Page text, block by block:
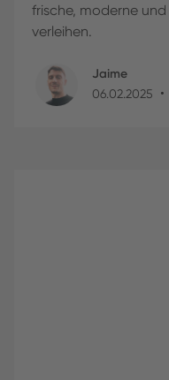
frische, moderne
verleihen.
Jaime
06 02 2025 •